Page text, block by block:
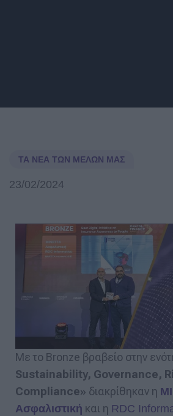
ΤΑ ΝΈΑ ΤΩΝ ΜΕΛΏΝ ΜΑΣ
23/02/2024
Με το Bronze βραβείο στην
Sustainability, Governance,
Compliance» διακρίθηκαν η
Ασφαλιστική και η RDC